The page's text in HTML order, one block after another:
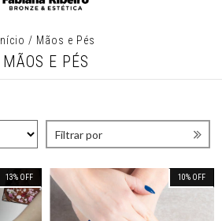
Início / Mãos e Pés
MÃOS E PÉS
Filtrar por
13% OFF 10% OFF